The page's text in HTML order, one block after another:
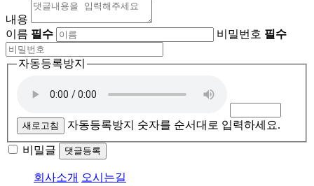
내용
이름 필수 비밀번호 필수
자동등록방지
새로고침 자동등록방지 숫자를 순서대로 입력하세요.
비밀글 댓글등록
회사소개 오시는길